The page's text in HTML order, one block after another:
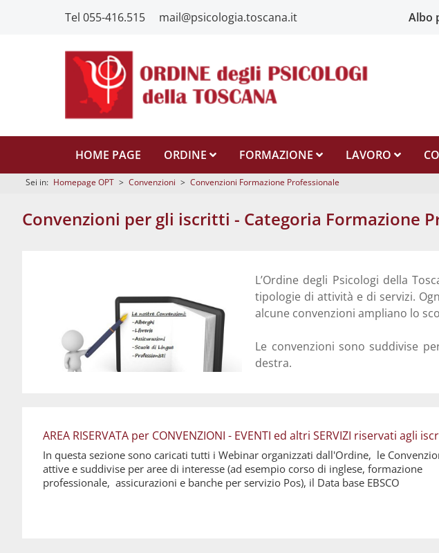
Tel 055-416.515 mail@psicologia.toscana.it Albo
HOME PAGE ORDINE FORMAZIONE LAVORO
Sei in: Homepage OPT > Convenzioni > Convenzioni Formazione Professionale
Convenzioni per gli iscritti - Categoria Formazione
L’Ordine degli Psicologi della
tipologie di attività e di servizi.
alcune convenzioni ampliano lo
Le convenzioni sono suddivise
destra.
AREA RISERVATA per CONVENZIONI - EVENTI ed altri SERVIZI riservati agli
In questa sezione sono caricati tutti i Webinar organizzati dall'Ordine, le
attive e suddivise per aree di interesse (ad esempio corso di inglese, formazione
professionale, assicurazioni e banche per servizio Pos), il Data base EBSCO